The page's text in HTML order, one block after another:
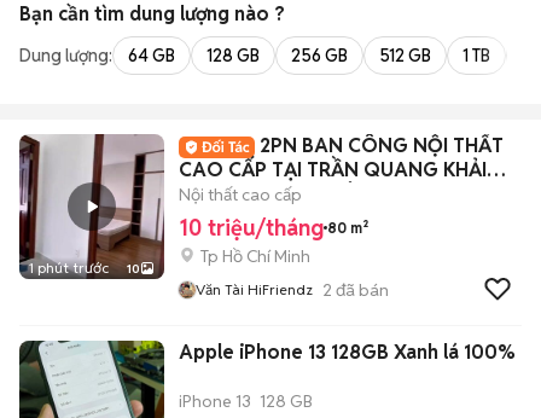
Bạn cần tìm dung lượng nào ?
Dung lượng: 64 GB 128 GB 256 GB 512 GB 1 TB
1 phút trước 10
2PN BAN CÔNG NỘI THẤT
CAO CẤP TẠI TRẦN QUANG KHẢI
QUẬN 1, TRUNG TÂM TP
Nội thất cao cấp
10 triệu/tháng 80 m²
Tp Hồ Chí Minh
Văn Tài HiFriendz 2 đã bán
Apple iPhone 13 128GB Xanh lá 100%
iPhone 13 128 GB